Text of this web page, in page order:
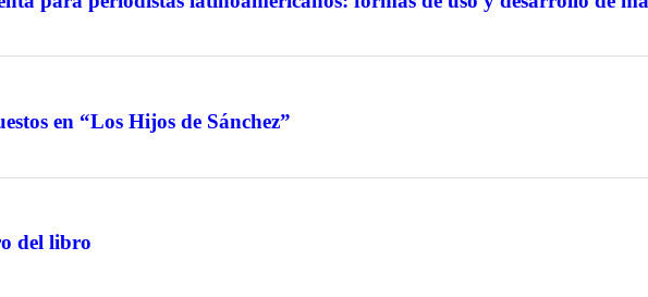
en “Los Hijos de Sánchez”
del libro